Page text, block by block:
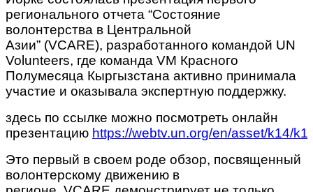
регионального отчета “Состояние
волонтерства в Центральной
Азии” (VCARE), разработанного командой UN
Volunteers, где команда VM Красного
Полумесяца Кыргызстана активно принимала
участие и оказывала экспертную поддержку.
здесь по ссылке можно посмотреть онлайн
презентацию https://webtv.un.org/en/asset/k14/
Это первый в своем роде обзор, посвященный
волонтерскому движению в